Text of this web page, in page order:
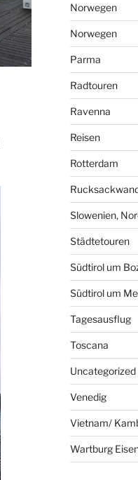
Norwegen
Norwegen
Parma
Radtouren
Ravenna
Reisen
Rotterdam
Slowenien,
Städtetouren
Südtirol um
Südtirol um
Tagesausflug
Toscana
Uncategorized
Venedig
Vietnam/
Wartburg